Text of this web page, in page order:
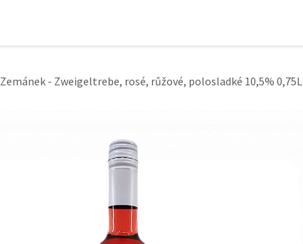
Zemánek - Zweigeltrebe, rosé, růžové, polosladké 10,5% 0,75L